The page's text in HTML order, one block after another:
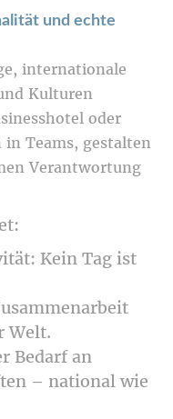
und echte
internationale
Kulturen
oder
Teams, gestalten
Verantwortung
: Kein Tag ist
Welt.
Bedarf an
– national wie